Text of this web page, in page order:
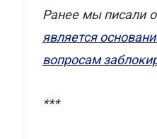
Ранее мыписали
является
вопросам
***